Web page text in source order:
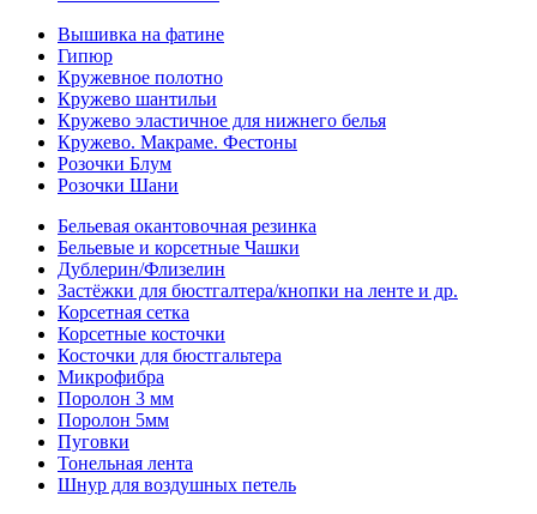
Вышивка на фатине
Гипюр
Кружевное полотно
Кружево шантильи
Кружево эластичное для нижнего белья
Кружево. Макраме. Фестоны
Розочки Блум
Розочки Шани
Бельевая окантовочная резинка
Бельевые и корсетные Чашки
Дублерин/Флизелин
Застёжки для бюстгалтера/кнопки на ленте и др.
Корсетная сетка
Корсетные косточки
Косточки для бюстгальтера
Микрофибра
Поролон 3 мм
Поролон 5мм
Пуговки
Тонельная лента
Шнур для воздушных петель